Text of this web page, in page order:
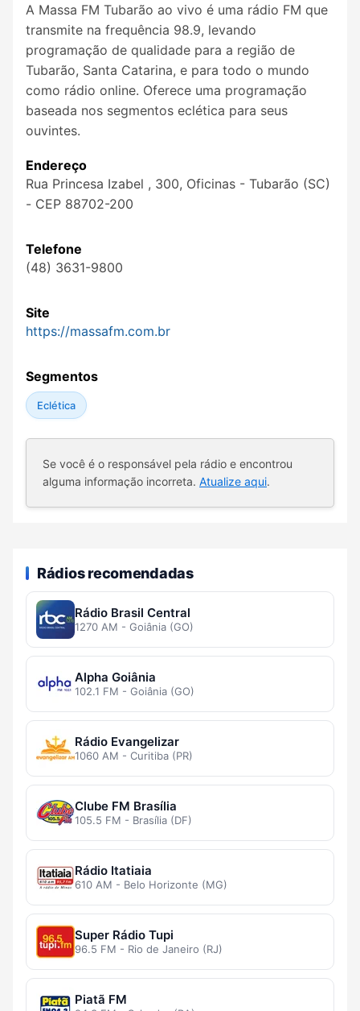
A Massa FM Tubarão ao vivo é uma rádio FM que
transmite na frequência 98.9, levando
programação de qualidade para a região de
Tubarão, Santa Catarina, e para todo o mundo
como rádio online. Oferece uma programação
baseada nos segmentos eclética para seus
ouvintes.
Endereço
Rua Princesa Izabel , 300, Oficinas - Tubarão (SC)
- CEP 88702-200
Telefone
(48) 3631-9800
Site
https://massafm.com.br
Segmentos
Eclética
Se você é o responsável pela rádio e encontrou
alguma informação incorreta. Atualize aqui.
Rádios recomendadas
Rádio Brasil Central
1270 AM - Goiânia (GO)
Alpha Goiânia
102.1 FM - Goiânia (GO)
Rádio Evangelizar
1060 AM - Curitiba (PR)
Clube FM Brasília
105.5 FM - Brasília (DF)
Rádio Itatiaia
610 AM - Belo Horizonte (MG)
Super Rádio Tupi
96.5 FM - Rio de Janeiro (RJ)
Piatã FM